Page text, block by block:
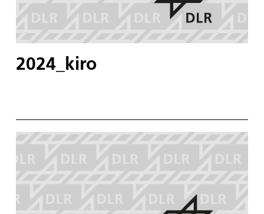
2024_kiro